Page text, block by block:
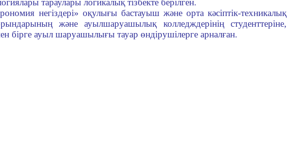
тараулары логикалық тізбекте берілген.
негіздері» оқулығы бастауыш және орта кәсіптік-техникалық
және ауылшаруашылық колледждерінің студенттеріне,
бірге ауыл шаруашылығы тауар өндірушілерге арналған.